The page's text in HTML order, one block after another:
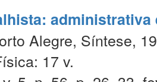
Alegre, Síntese,
17 v.